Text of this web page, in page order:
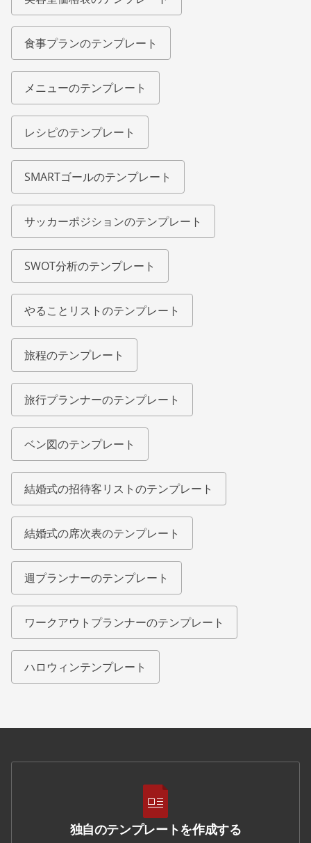
食事プランのテンプレート
メニューのテンプレート
レシピのテンプレート
SMARTゴールのテンプレート
サッカーポジションのテンプレート
SWOT分析のテンプレート
やることリストのテンプレート
旅程のテンプレート
旅行プランナーのテンプレート
ベン図のテンプレート
結婚式の招待客リストのテンプレート
結婚式の席次表のテンプレート
週プランナーのテンプレート
ワークアウトプランナーのテンプレート
ハロウィンテンプレート
独自のテンプレートを作成する